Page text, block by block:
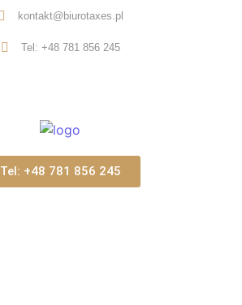
kontakt@biurotaxes.pl
Tel: +48 781 856 245
Tel: +48 781 856 245